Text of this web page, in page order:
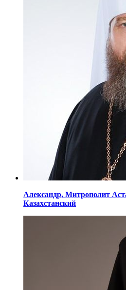
Александр, Митрополит
Казахстанский